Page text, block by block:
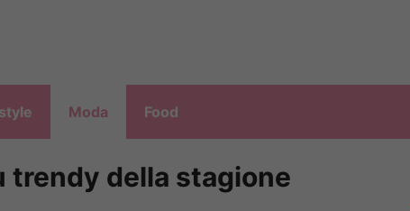
Moda Food
trendy della stagione